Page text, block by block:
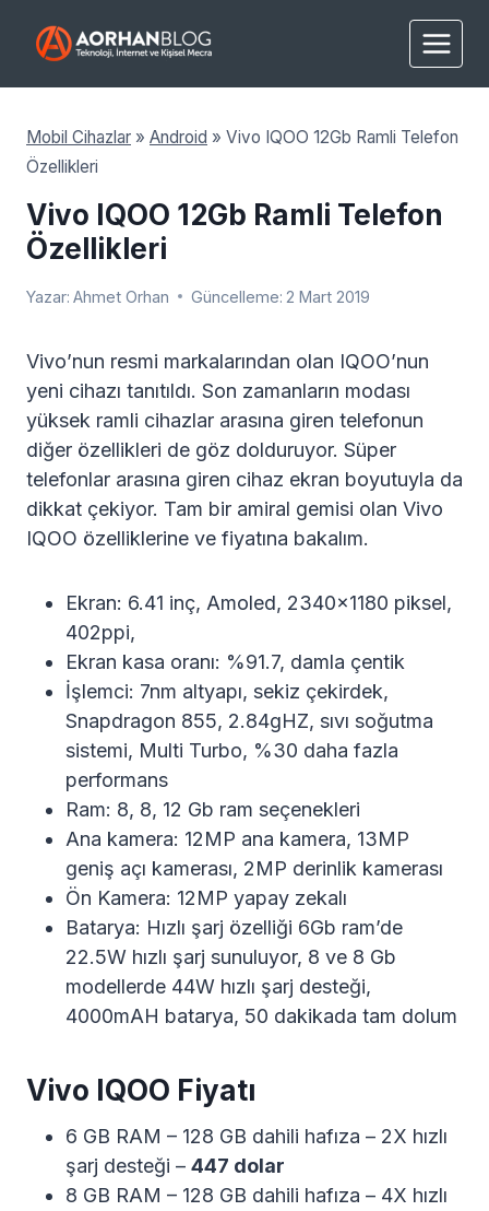
Mobil Cihazlar » Android » Vivo IQOO 12Gb Ramli Telefon
Özellikleri
Vivo IQOO 12Gb Ramli Telefon
Özellikleri
Yazar: Ahmet Orhan Güncelleme: 2 Mart 2019
Vivo’nun resmi markalarından olan IQOO’nun
yeni cihazı tanıtıldı. Son zamanların modası
yüksek ramli cihazlar arasına giren telefonun
diğer özellikleri de göz dolduruyor. Süper
telefonlar arasına giren cihaz ekran boyutuyla da
dikkat çekiyor. Tam bir amiral gemisi olan Vivo
IQOO özelliklerine ve fiyatına bakalım.
Ekran: 6.41 inç, Amoled, 2340×1180 piksel,
402ppi,
Ekran kasa oranı: %91.7, damla çentik
İşlemci: 7nm altyapı, sekiz çekirdek,
Snapdragon 855, 2.84gHZ, sıvı soğutma
sistemi, Multi Turbo, %30 daha fazla
performans
Ram: 8, 8, 12 Gb ram seçenekleri
Ana kamera: 12MP ana kamera, 13MP
geniş açı kamerası, 2MP derinlik kamerası
Ön Kamera: 12MP yapay zekalı
Batarya: Hızlı şarj özelliği 6Gb ram’de
22.5W hızlı şarj sunuluyor, 8 ve 8 Gb
modellerde 44W hızlı şarj desteği,
4000mAH batarya, 50 dakikada tam dolum
Vivo IQOO Fiyatı
6 GB RAM – 128 GB dahili hafıza – 2X hızlı
şarj desteği – 447 dolar
8 GB RAM – 128 GB dahili hafıza – 4X hızlı